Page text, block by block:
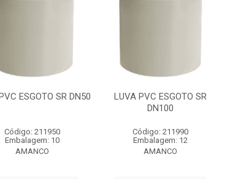
ESGOTO SR DN50
Código: 211950
Embalagem: 10
AMANCO
LUVA PVC ESGOTO SR
DN100
Código: 211990
Embalagem: 12
AMANCO